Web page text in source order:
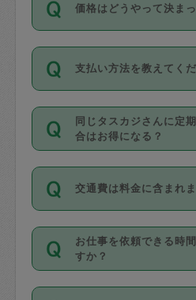
超えて依頼したい場合
利用ください。機能
の上事前申請すること
お、3時間を下回って
いません。
価格はどうやって決ま
11種類の価格帯の中
身が価格を選んで設定
タスカジさんの価格
があり、レビュー件数
値、などで除々に設定
がっていく仕組みに
支払い方法を教えてく
お支払方法はクレジ
Master／JCB／
Diners Club）のみと
を行う際にご入力くだ
ル登録時にはご入力
丈夫です。
デビットカード・プリ
リカ、au WALLETな
同じタスカジさんに定
合はお得になる？
依頼には「スポット
隔週）」があり、「定
ポット」よりお得な
す。
定期の最低利用回数は
りに、一定数を超え
交通費は料金に含まれ
交通費は依頼料金と
料金のご請求と合わせ
ます。交通費の金額
お仕事を依頼できる時
すか？
時間帯は3種類ありま